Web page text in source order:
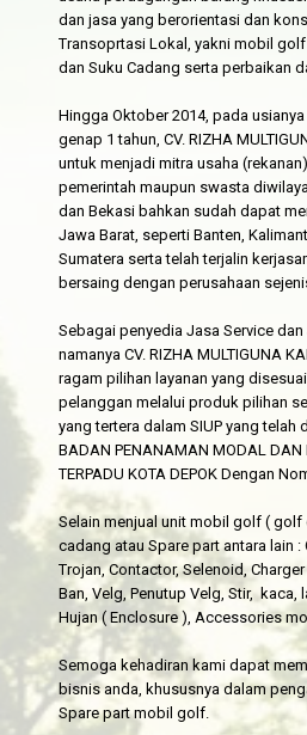
dan jasa yang berorientasi dan
Transoprtasi Lokal, yakni mobil
dan Suku Cadang serta perbaikan
Hingga Oktober 2014, pada
genap 1 tahun, CV. RIZHA
untuk menjadi mitra usaha
pemerintah maupun swasta
dan Bekasi bahkan sudah dapat
Jawa Barat, seperti Banten,
Sumatera serta telah terjalin
bersaing dengan perusahaan
Sebagai penyedia Jasa Service
namanya CV. RIZHA MULTIGUNA
ragam pilihan layanan yang
pelanggan melalui produk pilihan
yang tertera dalam SIUP yang telah
BADAN PENANAMAN MODAL DAN
TERPADU KOTA DEPOK Dengan
Selain menjual unit mobil golf ( golf
cadang atau Spare part antara lain :
Trojan, Contactor, Selenoid,
Ban, Velg, Penutup Velg, Stir, kaca,
Hujan ( Enclosure ), Accessories
Semoga kehadiran kami dapat
bisnis anda, khususnya dalam
Spare part mobil golf.